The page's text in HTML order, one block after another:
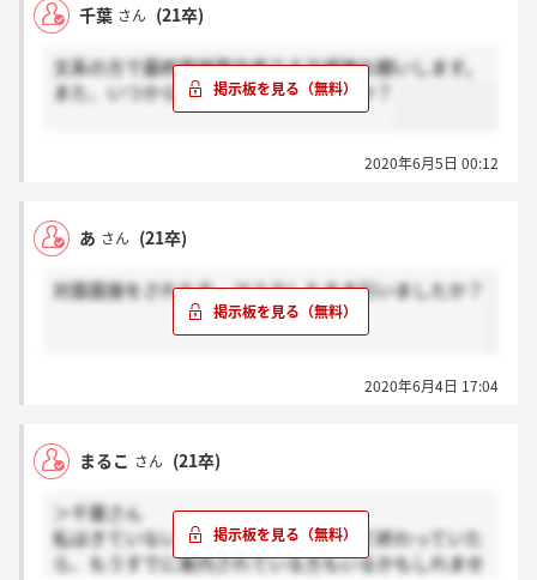
千葉 さん (21卒)
文系の方で最終面接案内来てる方感謝お願いします。
また、いつから行われる予定でしょうか？
2020年6月5日 00:12
あ さん (21卒)
対面面接をされた方、マスクしたまま行いましたか？
2020年6月4日 17:04
まるこ さん (21卒)
＞千葉さん
私はきていないです！面接の日程が全て終わっていた
ら、もうすでに案内されている方もいるかもしれませ